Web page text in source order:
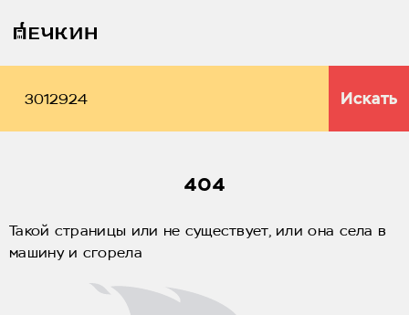
Искать
404
Такой страницы или не существует, или она села в
машину и сгорела